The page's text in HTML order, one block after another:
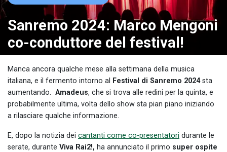
Sanremo 2024: Marco Mengoni
co-conduttore del festival!
Manca ancora qualche mese alla settimana della musica
italiana, e il fermento intorno al Festival di Sanremo 2024sta
aumentando. Amadeus, che si trova alle redini per la quinta, e
probabilmente ultima, volta dello show sta pian piano iniziando
a rilasciare qualche informazione.
E, dopo la notizia dei cantanti come co-presentatori durante le
serate, durante Viva Rai2!, ha annunciato il primo super ospite